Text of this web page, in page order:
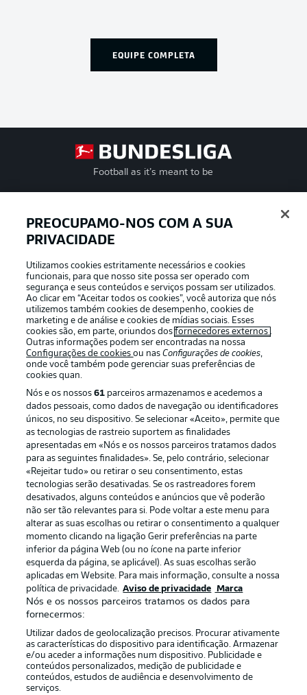
EQUIPE COMPLETA
Football as it’s meant to be
APLICATIVO DA BUNDESLIGA
Oferecido por
Publicidade Avisos legais
Gerir preferências Aviso de privacidade
Emissoras
Trabalhe conosco Marca
Contato Jogadores
PREOCUPAMO-NOS COM A SUA
PRIVACIDADE
Utilizamos cookies estritamente necessários e cookies
funcionais, para que nosso site possa ser operado com
segurança e seus conteúdos e serviços possam ser utilizados.
Ao clicar em “Aceitar todos os cookies”, você autoriza que nós
utilizemos também cookies de desempenho, cookies de
marketing e de análise e cookies de mídias sociais. Esses
cookies são, em parte, oriundos dosfornecedores externos .
Outras informações podem ser encontradas na nossa
Configurações de cookiesou nasConfigurações de cookies,
onde você também pode gerenciar suas preferências de
cookies quan.
Nós e os nossos61 parceiros armazenamos e acedemos a
dados pessoais, como dados de navegação ou identificadores
únicos, no seu dispositivo. Se selecionar «Aceito», permite que
as tecnologias de rastreio suportem as finalidades
apresentadas em «Nós e os nossos parceiros tratamos dados
para as seguintes finalidades». Se, pelo contrário, selecionar
«Rejeitar tudo» ou retirar o seu consentimento, estas
tecnologias serão desativadas. Se os rastreadores forem
desativados, alguns conteúdos e anúncios que vê poderão
não ser tão relevantes para si. Pode voltar a este menu para
alterar as suas escolhas ou retirar o consentimento a qualquer
momento clicando na ligação Gerir preferências na parte
inferior da página Web (ou no ícone na parte inferior
esquerda da página, se aplicável). As suas escolhas serão
aplicadas em Website. Para mais informação, consulte a nossa
política de privacidade. Aviso de privacidade Marca
Nós e os nossos parceiros tratamos os dados para
fornecermos:
Utilizar dados de geolocalização precisos. Procurar ativamente
as características do dispositivo para identificação. Armazenar
e/ou aceder a informações num dispositivo. Publicidade e
conteúdos personalizados, medição de publicidade e
conteúdos, estudos de audiência e desenvolvimento de
serviços.